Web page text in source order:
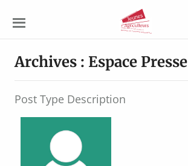
Agriculteurs
Archives : Espace Presse
Post Type Description